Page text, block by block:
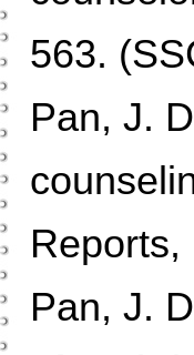
563.
Pan, J.
Reports,
Pan, J.